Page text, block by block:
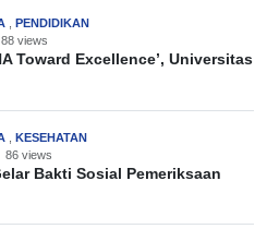
, PENDIDIKAN
88 views
Toward Excellence’, Universitas
KESEHATAN
86 views
Bakti Sosial Pemeriksaan